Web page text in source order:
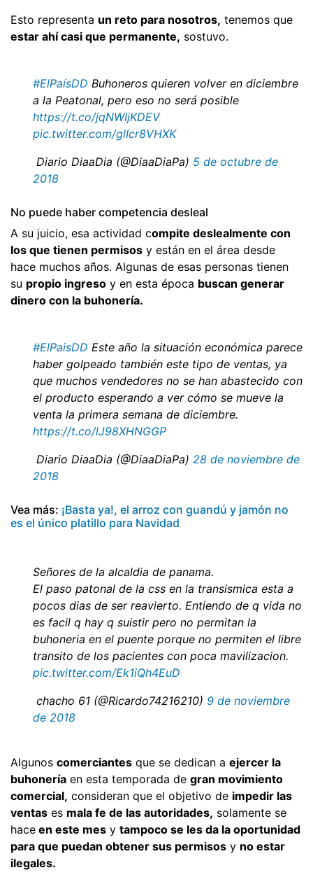
Esto representa un reto para nosotros, tenemos que
estar ahí casi que permanente, sostuvo.
#ElPaísDD Buhoneros quieren volver en diciembre
a la Peatonal, pero eso no será posible
https://t.co/jqNWIjKDEV
pic.twitter.com/glIcr8VHXK
 Diario DiaaDia (@DiaaDiaPa) 5 de octubre de
2018
No puede haber competencia desleal
A su juicio, esa actividad compite deslealmente con
los que tienen permisos y están en el área desde
hace muchos años. Algunas de esas personas tienen
su propio ingreso y en esta época buscan generar
dinero con la buhonería.
#ElPaisDD Este año la situación económica parece
haber golpeado también este tipo de ventas, ya
que muchos vendedores no se han abastecido con
el producto esperando a ver cómo se mueve la
venta la primera semana de diciembre.
https://t.co/lJ98XHNGGP
 Diario DiaaDia (@DiaaDiaPa) 28 de noviembre de
2018
Vea más: ¡Basta ya!, el arroz con guandú y jamón no
es el único platillo para Navidad
Señores de la alcaldia de panama.
El paso patonal de la css en la transismica esta a
pocos dias de ser reavierto. Entiendo de q vida no
es facil q hay q suistir pero no permitan la
buhoneria en el puente porque no permiten el libre
transito de los pacientes con poca mavilizacion.
pic.twitter.com/Ek1iQh4EuD
 chacho 61 (@Ricardo74216210) 9 de noviembre
de 2018
Algunos comerciantes que se dedican a ejercer la
buhonería en esta temporada de gran movimiento
comercial, consideran que el objetivo de impedir las
ventas es mala fe de las autoridades, solamente se
hace en este mes y tampoco se les da la oportunidad
para que puedan obtener sus permisos y no estar
ilegales.